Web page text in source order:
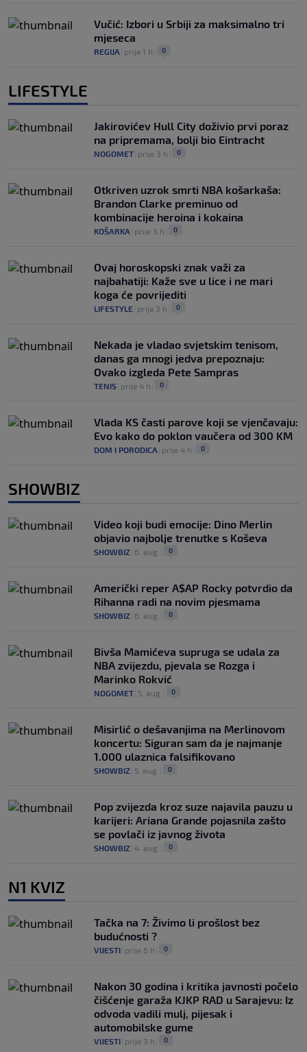
Vučić: Izbori u Srbiji za maksimalno tri
mjeseca
REGIJA prije 1 h 0
LIFESTYLE
Jakirovićev Hull City doživio prvi poraz
na pripremama, bolji bio Eintracht
NOGOMET prije 3 h 0
Otkriven uzrok smrti NBA košarkaša:
Brandon Clarke preminuo od
kombinacije heroina i kokaina
KOŠARKA prije 3 h 0
Ovaj horoskopski znak važi za
najbahatiji: Kaže sve u lice i ne mari
koga će povrijediti
LIFESTYLE prije 3 h 0
Nekada je vladao svjetskim tenisom,
danas ga mnogi jedva prepoznaju:
Ovako izgleda Pete Sampras
TENIS prije 4 h 0
Vlada KS časti parove koji se vjenčavaju:
Evo kako do poklon vaučera od 300 KM
DOM I PORODICA prije 4 h 0
SHOWBIZ
Video koji budi emocije: Dino Merlin
objavio najbolje trenutke s Koševa
SHOWBIZ 6. aug. 0
Američki reper A$AP Rocky potvrdio da
Rihanna radi na novim pjesmama
SHOWBIZ 6. aug. 0
Bivša Mamićeva supruga se udala za
NBA zvijezdu, pjevala se Rozga i
Marinko Rokvić
NOGOMET 5. aug. 0
Misirlić o dešavanjima na Merlinovom
koncertu: Siguran sam da je najmanje
1.000 ulaznica falsifikovano
SHOWBIZ 5. aug. 0
Pop zvijezda kroz suze najavila pauzu u
karijeri: Ariana Grande pojasnila zašto
se povlači iz javnog života
SHOWBIZ 4. aug. 0
N1 KVIZ
Tačka na 7: Živimo li prošlost bez
budućnosti ?
VIJESTI prije 6 h 0
Nakon 30 godina i kritika javnosti počelo
čišćenje garaža KJKP RAD u Sarajevu: Iz
odvoda vadili mulj, pijesak i
automobilske gume
VIJESTI prije 3 h 0